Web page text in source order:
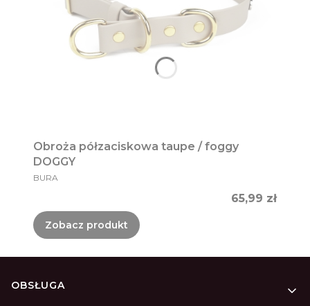
Obroża półzaciskowa taupe / foggy
DOGGY
PRODUCENT
BURA
Cena
65,99 zł
Zobacz produkt
Linki w stopce
OBSŁUGA